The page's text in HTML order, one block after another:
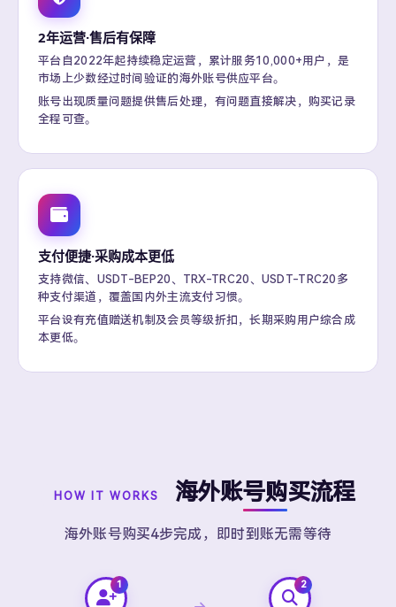
2年运营·售后有保障
平台自2022年起持续稳定运营，累计服务10,000+用户，是
市场上少数经过时间验证的海外账号供应平台。
账号出现质量问题提供售后处理，有问题直接解决，购买记录
全程可查。
支付便捷·采购成本更低
支持微信、USDT-BEP20、TRX-TRC20、USDT-TRC20多
种支付渠道，覆盖国内外主流支付习惯。
平台设有充值赠送机制及会员等级折扣，长期采购用户综合成
本更低。
HOW IT WORKS 海外账号购买流程
海外账号购买4步完成，即时到账无需等待